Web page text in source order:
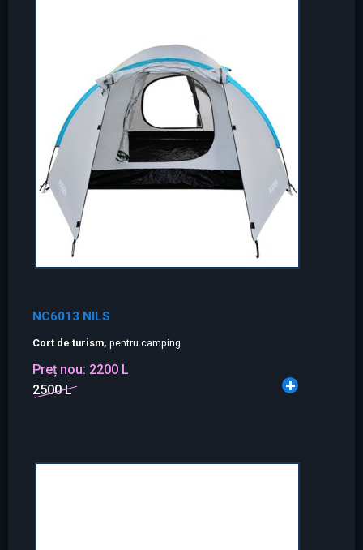
NC6013 NILS
Cort de turism, pentru camping
Preț nou: 2200 L
2500 L